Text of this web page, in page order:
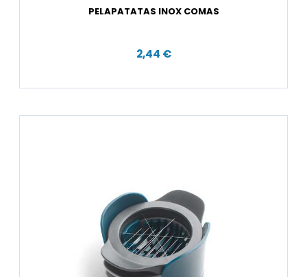
PELAPATATAS INOX COMAS
2,44 €